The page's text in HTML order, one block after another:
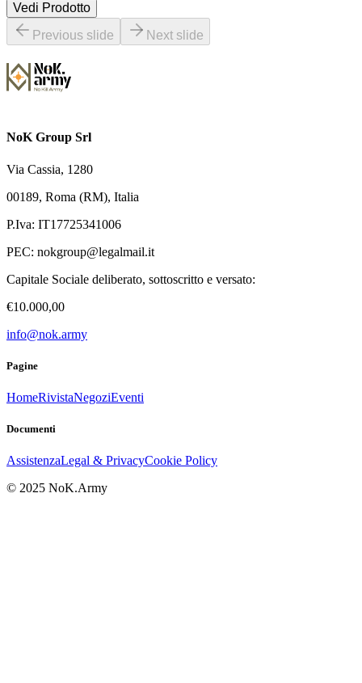
Vedi Prodotto
Previous slide
Next slide
NoK Group Srl
Via Cassia, 1280
00189, Roma (RM), Italia
P.Iva: IT17725341006
PEC: nokgroup@legalmail.it
Capitale Sociale deliberato, sottoscritto e versato:
€10.000,00
info@nok.army
Pagine
HomeRivistaNegoziEventi
Documenti
AssistenzaLegal & PrivacyCookie Policy
© 2025 NoK.Army